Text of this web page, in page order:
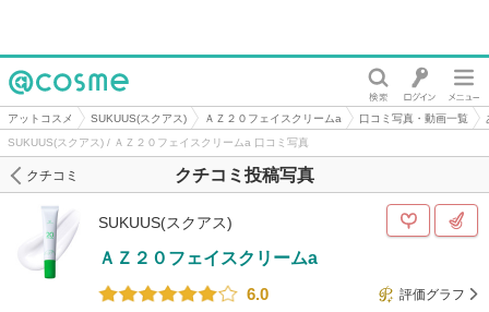
@cosme
アットコスメ SUKUUS(スクアス) ＡＺ２０フェイスクリームa 口コミ写真・動画一覧
SUKUUS(スクアス) / ＡＺ２０フェイスクリームa 口コミ写真
クチコミ投稿写真
クチコミ
SUKUUS(スクアス)
ＡＺ２０フェイスクリームa
6.0
評価グラフ